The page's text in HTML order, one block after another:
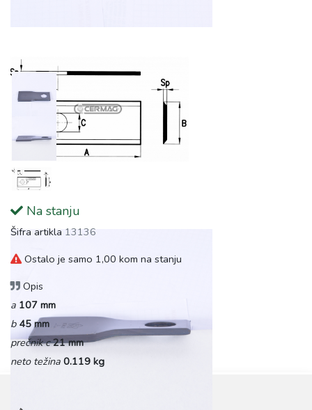
Na stanju
Šifra artikla 13136
Ostalo je samo 1,00 kom na stanju
Opis
a 107 mm
b 45 mm
prečnik c 21 mm
neto težina 0.119 kg